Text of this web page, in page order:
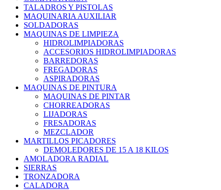
TALADROS Y PISTOLAS
MAQUINARIA AUXILIAR
SOLDADORAS
MAQUINAS DE LIMPIEZA
HIDROLIMPIADORAS
ACCESORIOS HIDROLIMPIADORAS
BARREDORAS
FREGADORAS
ASPIRADORAS
MAQUINAS DE PINTURA
MAQUINAS DE PINTAR
CHORREADORAS
LIJADORAS
FRESADORAS
MEZCLADOR
MARTILLOS PICADORES
DEMOLEDORES DE 15 A 18 KILOS
AMOLADORA RADIAL
SIERRAS
TRONZADORA
CALADORA